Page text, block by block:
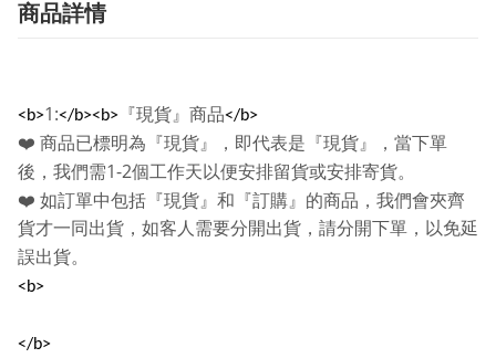
商品詳情
<b>1:</b><b> 『現貨』商品</b>
❤️ 商品已標明為『現貨』，即代表是『現貨』，當下單
後，我們需1-2個工作天以便安排留貨或安排寄貨。
❤️ 如訂單中包括『現貨』和『訂購』的商品，我們會夾齊
貨才一同出貨，如客人需要分開出貨，請分開下單，以免延
誤出貨。
<b>
</b>